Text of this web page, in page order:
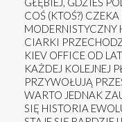
COŚ (KTOŚ?)
MODERNISTYCZNY
CIARKI
KIEV OFFICE OD
KAŻDEJ KOLEJNEJ
PRZYWOŁUJĄ
WARTO JEDNAK
SIĘ HISTORIA